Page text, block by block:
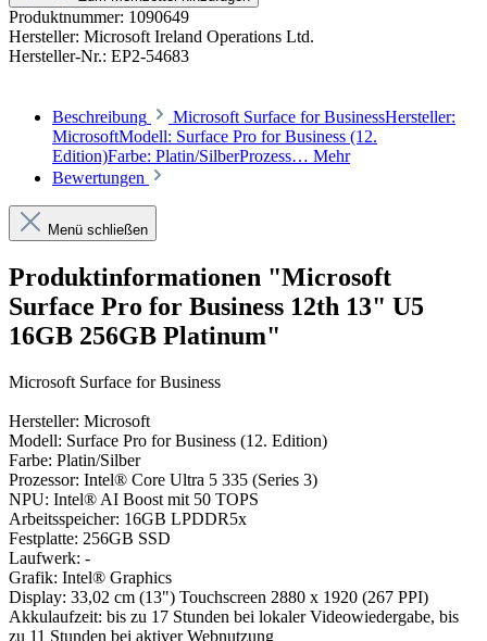
Produktnummer: 1090649
Hersteller: Microsoft Ireland Operations Ltd.
Hersteller-Nr.: EP2-54683
Beschreibung
Microsoft Surface for BusinessHersteller:
MicrosoftModell: Surface Pro for Business (12.
Edition)Farbe: Platin/SilberProzess… Mehr
Bewertungen
Menü schließen
Produktinformationen "Microsoft
Surface Pro for Business 12th 13" U5
16GB 256GB Platinum"
Microsoft Surface for Business
Hersteller: Microsoft
Modell: Surface Pro for Business (12. Edition)
Farbe: Platin/Silber
Prozessor: Intel® Core Ultra 5 335 (Series 3)
NPU: Intel® AI Boost mit 50 TOPS
Arbeitsspeicher: 16GB LPDDR5x
Festplatte: 256GB SSD
Laufwerk: -
Grafik: Intel® Graphics
Display: 33,02 cm (13") Touchscreen 2880 x 1920 (267 PPI)
Akkulaufzeit: bis zu 17 Stunden bei lokaler Videowiedergabe, bis
zu 11 Stunden bei aktiver Webnutzung